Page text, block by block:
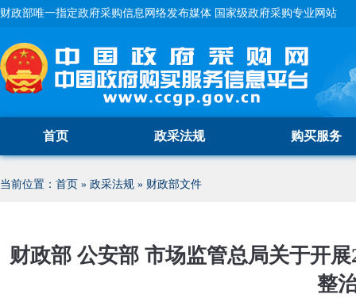
财政部唯一指定政府采购信息网络发布媒体 国家级政府采购专业网站
首页 政采法规 购买服务
当前位置： 首页 » 政采法规 » 财政部文件
财政部 公安部 市场监管总局关于开
整